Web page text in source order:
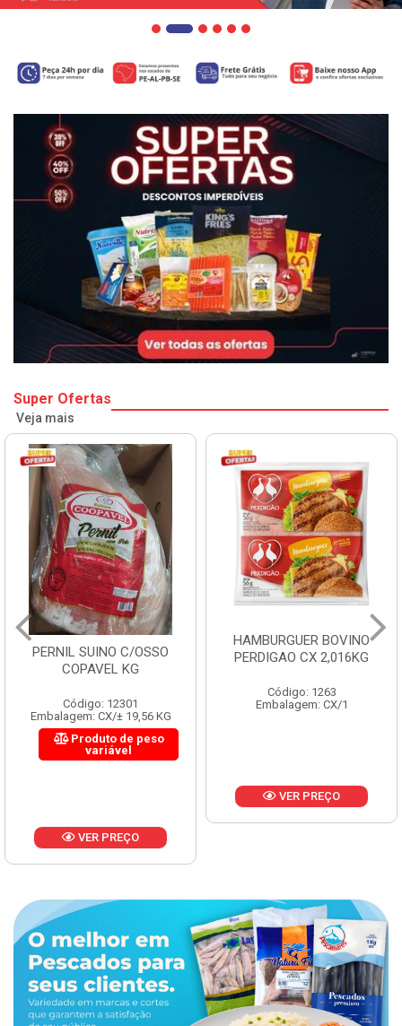
Super Ofertas
Veja mais
PERNIL SUINO C/OSSO
COPAVEL KG
Código: 12301
Embalagem: CX/± 19,56 KG
Produto de peso
variável
VER PREÇO
HAMBURGUER BOVINO
PERDIGAO CX 2,016KG
Código: 1263
Embalagem: CX/1
VER PREÇO